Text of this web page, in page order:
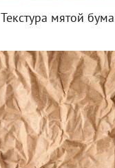
Текстура мятой